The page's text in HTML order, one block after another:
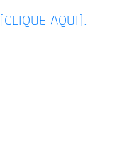
(CLIQUE AQUI).